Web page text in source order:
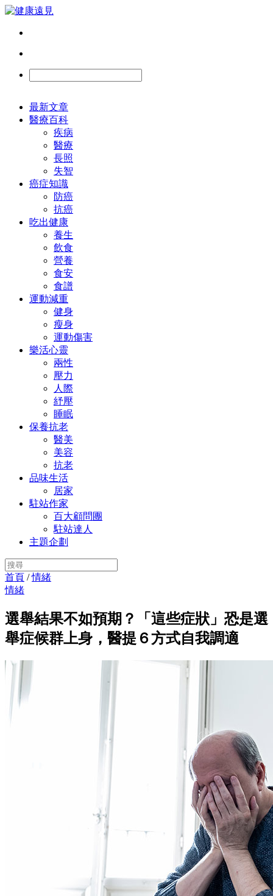
最新文章
醫療百科
疾病
醫療
長照
失智
癌症知識
防癌
抗癌
吃出健康
養生
飲食
營養
食安
食譜
運動減重
健身
瘦身
運動傷害
樂活心靈
兩性
壓力
人際
紓壓
睡眠
保養抗老
醫美
美容
抗老
品味生活
居家
駐站作家
百大顧問團
駐站達人
主題企劃
首頁 /情緒
情緒
選舉結果不如預期？「這些症狀」恐是選
舉症候群上身，醫提６方式自我調適